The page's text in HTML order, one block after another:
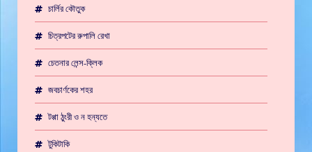
চার্লির কৌতুক
চিত্রপটের রুপালি রেখা
চেতনার লেন্স-ক্লিক
জবচার্ণকের শহর
টপ্পা ঠুংরী ও ন হন্যতে
টুকিটাকি